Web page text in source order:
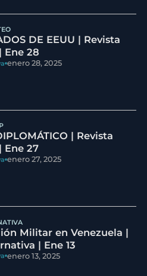
DE EEUU | Revista
Ene 28
enero 28, 2025
| Revista
Ene 27
enero 27, 2025
Militar en Venezuela |
| Ene 13
enero 13, 2025